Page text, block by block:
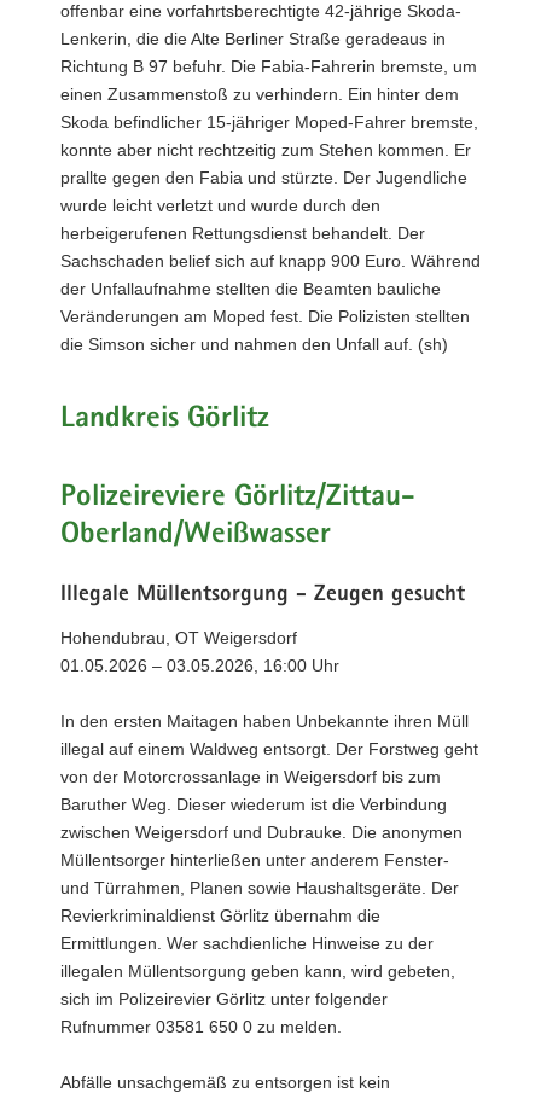
offenbar eine vorfahrtsberechtigte 42-jährige Skoda-
Lenkerin, die die Alte Berliner Straße geradeaus in
Richtung B 97 befuhr. Die Fabia-Fahrerin bremste, um
einen Zusammenstoß zu verhindern. Ein hinter dem
Skoda befindlicher 15-jähriger Moped-Fahrer bremste,
konnte aber nicht rechtzeitig zum Stehen kommen. Er
prallte gegen den Fabia und stürzte. Der Jugendliche
wurde leicht verletzt und wurde durch den
herbeigerufenen Rettungsdienst behandelt. Der
Sachschaden belief sich auf knapp 900 Euro. Während
der Unfallaufnahme stellten die Beamten bauliche
Veränderungen am Moped fest. Die Polizisten stellten
die Simson sicher und nahmen den Unfall auf. (sh)
Landkreis Görlitz
Polizeireviere Görlitz/Zittau-
Oberland/Weißwasser
Illegale Müllentsorgung - Zeugen gesucht
Hohendubrau, OT Weigersdorf
01.05.2026 – 03.05.2026, 16:00 Uhr
In den ersten Maitagen haben Unbekannte ihren Müll
illegal auf einem Waldweg entsorgt. Der Forstweg geht
von der Motorcrossanlage in Weigersdorf bis zum
Baruther Weg. Dieser wiederum ist die Verbindung
zwischen Weigersdorf und Dubrauke. Die anonymen
Müllentsorger hinterließen unter anderem Fenster-
und Türrahmen, Planen sowie Haushaltsgeräte. Der
Revierkriminaldienst Görlitz übernahm die
Ermittlungen. Wer sachdienliche Hinweise zu der
illegalen Müllentsorgung geben kann, wird gebeten,
sich im Polizeirevier Görlitz unter folgender
Rufnummer 03581 650 0 zu melden.
Abfälle unsachgemäß zu entsorgen ist kein